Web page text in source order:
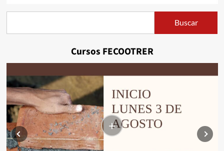
Buscar
Cursos FECOOTRER
+